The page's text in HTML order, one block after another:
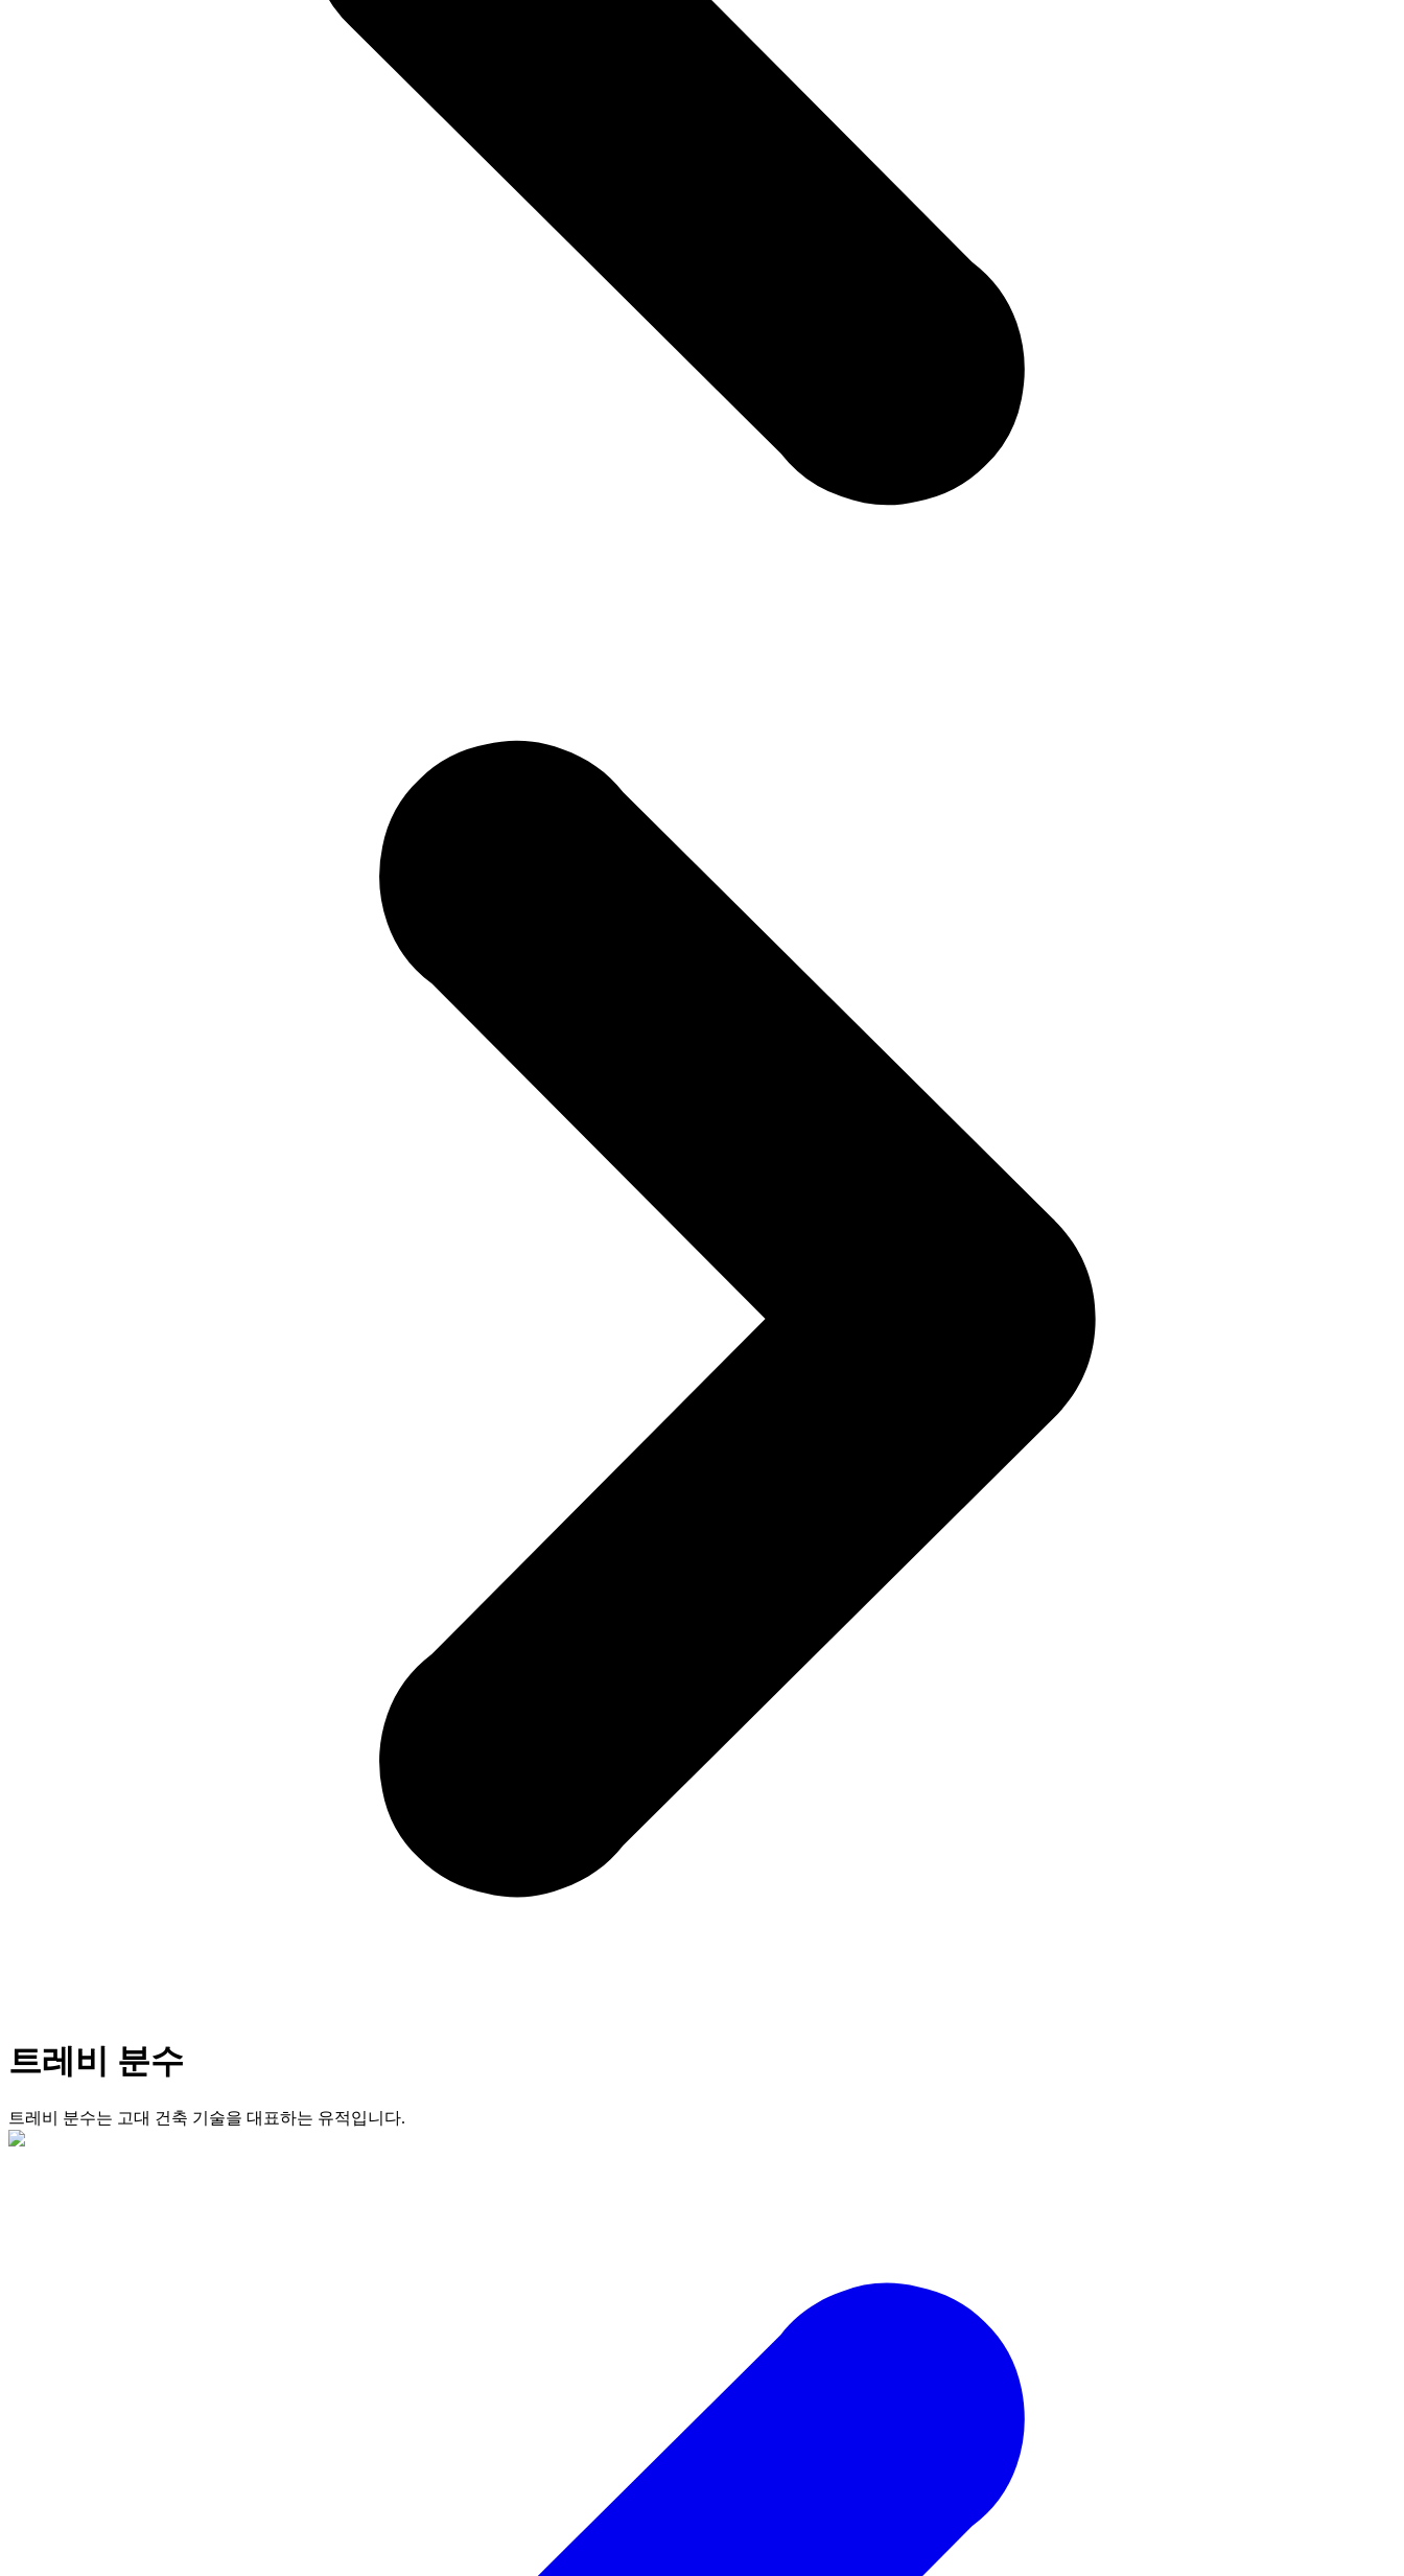
트레비 분수
트레비 분수는 고대 건축 기술을 대표하는 유적입니다.